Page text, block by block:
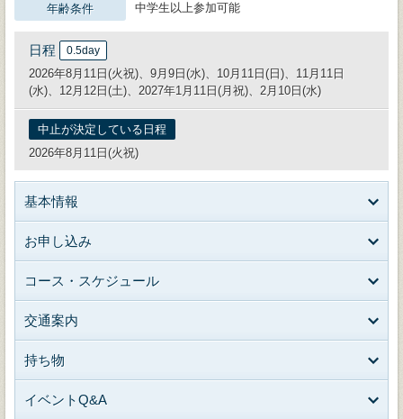
年齢条件 中学生以上参加可能
日程 0.5day
2026年8月11日(火祝)、9月9日(水)、10月11日(日)、11月11日
(水)、12月12日(土)、2027年1月11日(月祝)、2月10日(水)
中止が決定している日程
2026年8月11日(火祝)
基本情報
お申し込み
コース・スケジュール
交通案内
持ち物
イベントQ&A